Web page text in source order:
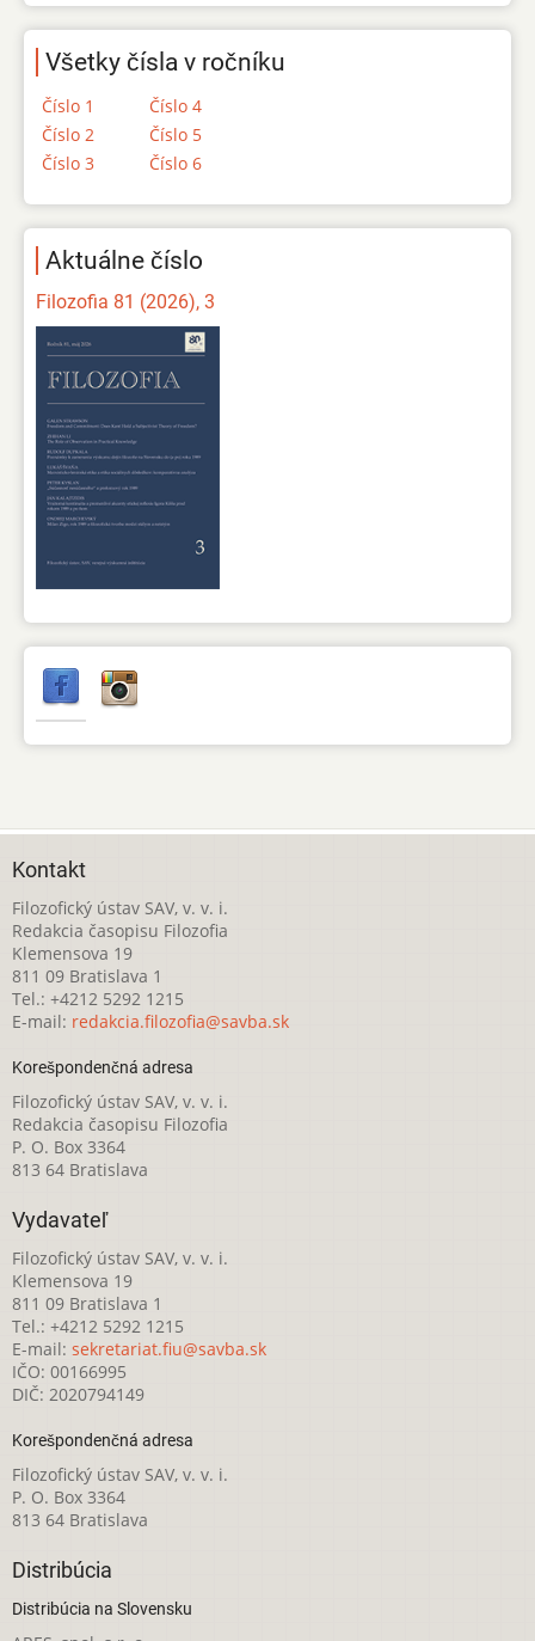
Všetky čísla v ročníku
Číslo 1
Číslo 2
Číslo 3
Číslo 4
Číslo 5
Číslo 6
Aktuálne číslo
Filozofia 81 (2026), 3
Kontakt
Filozofický ústav SAV, v. v. i.
Redakcia časopisu Filozofia
Klemensova 19
811 09 Bratislava 1
Tel.: +4212 5292 1215
E-mail: redakcia.filozofia@savba.sk
Korešpondenčná adresa
Filozofický ústav SAV, v. v. i.
Redakcia časopisu Filozofia
P. O. Box 3364
813 64 Bratislava
Vydavateľ
Filozofický ústav SAV, v. v. i.
Klemensova 19
811 09 Bratislava 1
Tel.: +4212 5292 1215
E-mail: sekretariat.fiu@savba.sk
IČO: 00166995
DIČ: 2020794149
Korešpondenčná adresa
Filozofický ústav SAV, v. v. i.
P. O. Box 3364
813 64 Bratislava
Distribúcia
Distribúcia na Slovensku